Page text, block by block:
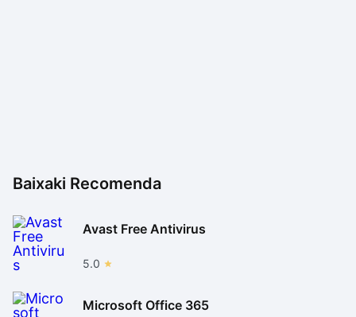
Baixaki Recomenda
Avast Free Antivirus
5.0
Microsoft Office 365